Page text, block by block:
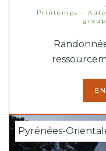
Printemps –
Pyrénées-